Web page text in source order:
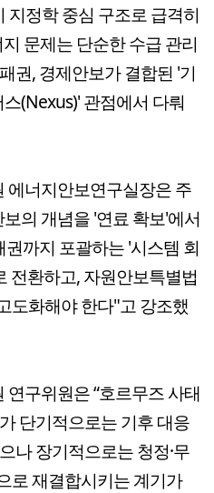
지정학 중심 구조로 급격히
문제는 단순한 수급 관리
권, 경제안보가 결합된 '기
(Nexus)' 관점에서 다뤄
에너지안보연구실장은 주
의 개념을 '연료 확보'에서
까지 포괄하는 '시스템 회
전환하고, 자원안보특별법
도화해야 한다"고 강조했
구위원은 “호르무즈 사태
단기적으로는 기후 대응
나 장기적으로는 청정·무
로 재결합시키는 계기가